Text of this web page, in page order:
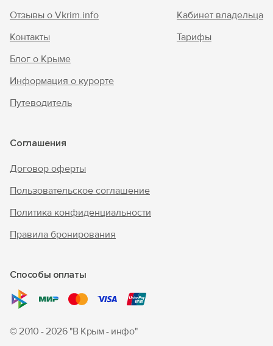
Отзывы о Vkrim.info
Контакты
Блог о Крыме
Информация о курорте
Путеводитель
Кабинет владельца
Тарифы
Соглашения
Договор оферты
Пользовательское соглашение
Политика конфиденциальности
Правила бронирования
Способы оплаты
© 2010 - 2026 "В Крым - инфо"